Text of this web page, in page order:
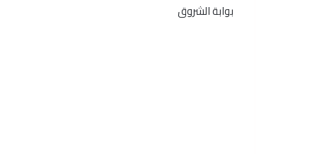
بوابة الشروق